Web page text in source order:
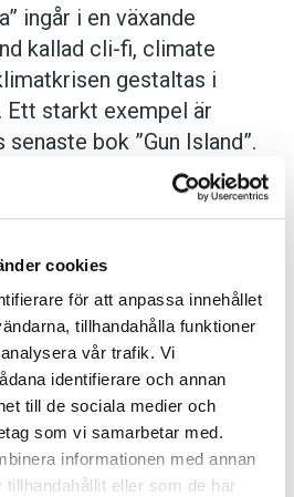
cookies
för att anpassa innehållet
tillhandahålla funktioner
vår trafik. Vi
identifierare och annan
till de sociala medier och
som vi samarbetar med.
informationen med annan
eller som de har
ingår i en växande
kallad cli-fi, climate
gestaltas i
Ett starkt exempel är
bok ”Gun Island”.
2 nummer av
99 kronor!